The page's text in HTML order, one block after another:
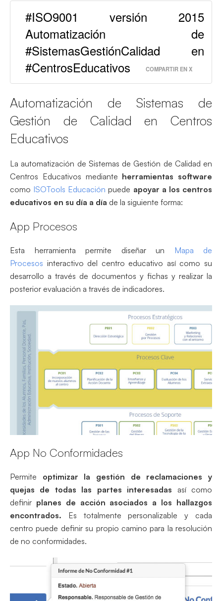
#ISO9001 versión 2015
Automatización de
#SistemasGestiónCalidad en
#CentrosEducativos
COMPARTIR EN X
Automatización de Sistemas de
Gestión de Calidad en Centros
Educativos
La automatización de Sistemas de Gestión de Calidad en
Centros Educativos mediante herramientas software
como ISOTools Educación puede apoyar a los centros
educativos en su día a día de la siguiente forma:
App Procesos
Esta herramienta permite diseñar un Mapa de
Procesos interactivo del centro educativo así como su
desarrollo a través de documentos y fichas y realizar la
posterior evaluación a través de indicadores.
App No Conformidades
Permite optimizar la gestión de reclamaciones y
quejas de todas las partes interesadas así como
definir planes de acción asociados a los hallazgos
encontrados. Es totalmente personalizable y cada
centro puede definir su propio camino para la resolución
de no conformidades.